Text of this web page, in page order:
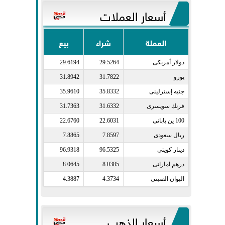
أسعار العملات
العملة شراء بيع
دولار أمريكى​ 29.5264
29.6194
يورو​ 31.7822
31.8942
جنيه إسترلينى​ 35.8332
35.9610
فرنك سويسرى​ 31.6332
31.7363
100 ين يابانى​ 22.6031
22.6760
ريال سعودى​ 7.8597
7.8865
دينار كويتى​ 96.5325
96.9318
درهم اماراتى​ 8.0385
8.0645
اليوان الصينى​ 4.3734
4.3887
أسعار الذهب